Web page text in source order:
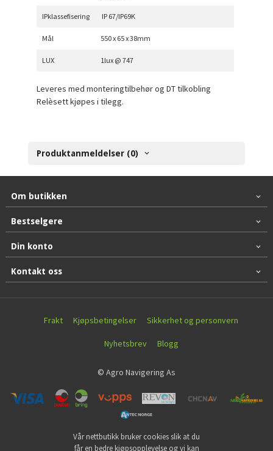
IPklassefisering IP 67/IP69K
Mål 550 x 65 x 38mm
LUX 1lux @ 747
Leveres med monteringtilbehør og DT tilkobling
Relèsett kjøpes i tilegg.
Produktanmeldelser (0)
Om butikken
Bestselgere
Din konto
Kontakt oss
Frakt Kjøpsbetingelser Sikkerhet og personvern
Nyhetsbrev Blogg
© Agro Navigering As
Vår nettbutikk bruker cookies slik at du
får en bedre kjøpsopplevelse og vi kan